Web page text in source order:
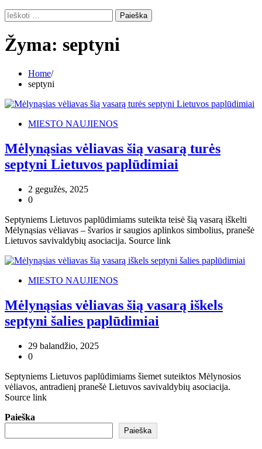
Ieškoti:
Žyma: septyni
Home
septyni
MIESTO NAUJIENOS
Mėlynąsias vėliavas šią vasarą turės
septyni Lietuvos paplūdimiai
2 gegužės, 2025
0
Septyniems Lietuvos paplūdimiams suteikta teisė šią vasarą iškelti
Mėlynąsias vėliavas – švarios ir saugios aplinkos simbolius, pranešė
Lietuvos savivaldybių asociacija. Source link
MIESTO NAUJIENOS
Mėlynąsias vėliavas šią vasarą iškels
septyni šalies paplūdimiai
29 balandžio, 2025
0
Septyniems Lietuvos paplūdimiams šiemet suteiktos Mėlynosios
vėliavos, antradienį pranešė Lietuvos savivaldybių asociacija.
Source link
Paieška
Paieška